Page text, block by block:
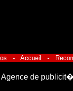
- Accueil -
Agence de